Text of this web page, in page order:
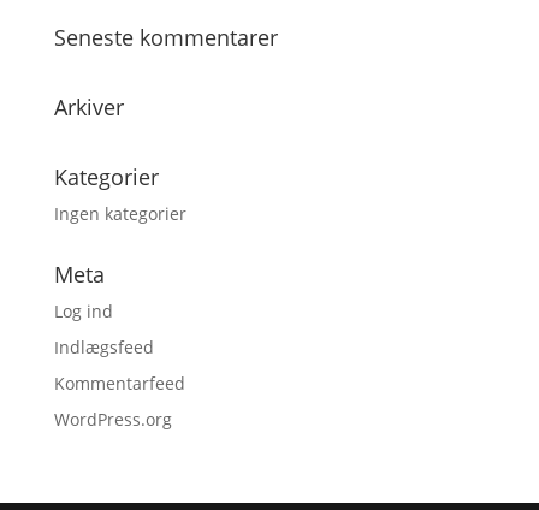
Seneste kommentarer
Arkiver
Kategorier
Ingen kategorier
Meta
Log ind
Indlægsfeed
Kommentarfeed
WordPress.org